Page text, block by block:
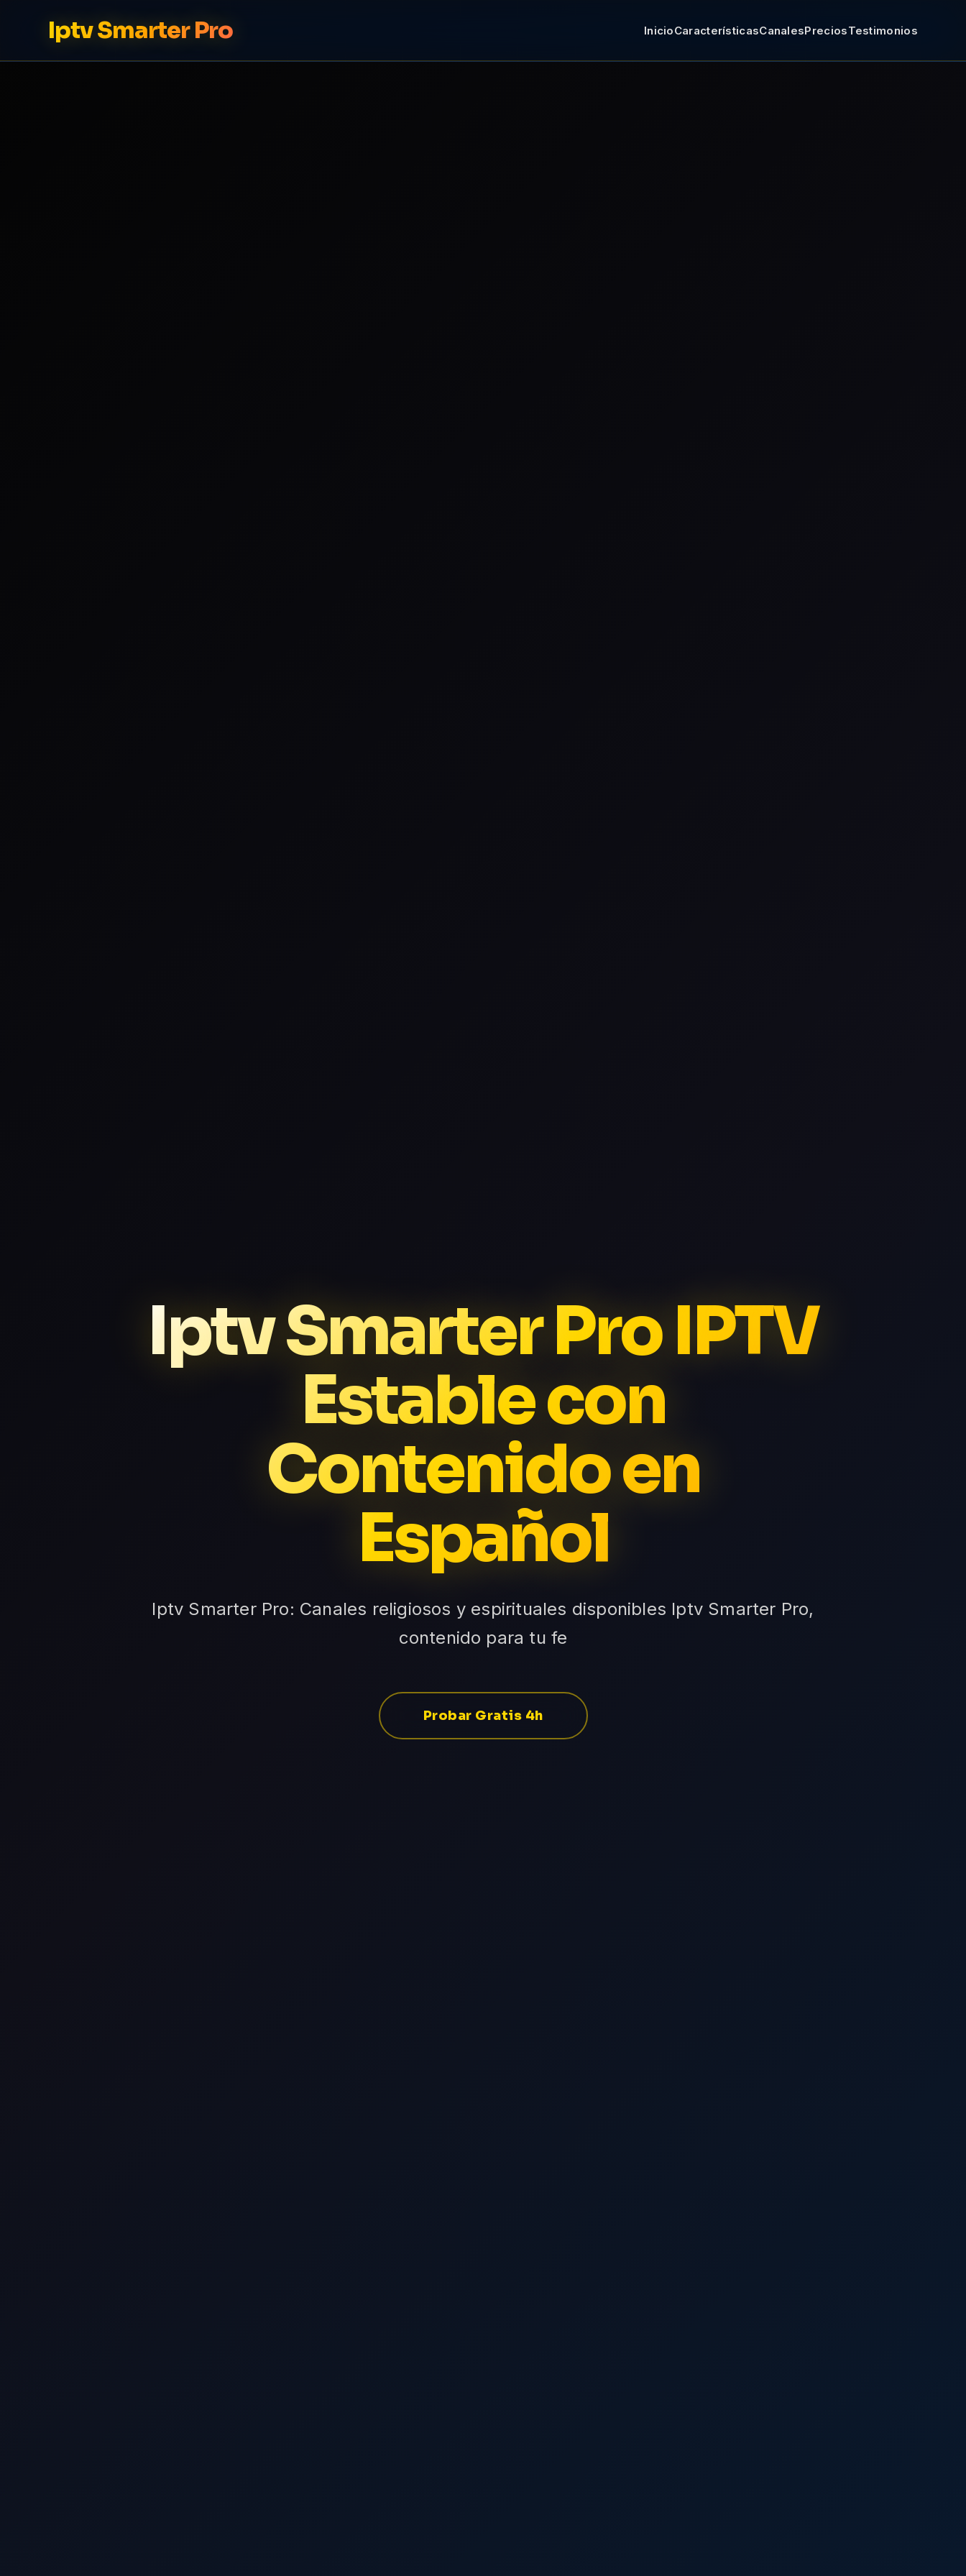
Iptv Smarter Pro InicioCaracterísticasCanalesPreciosTestimonios
Iptv Smarter Pro IPTV
Estable con
Contenido en
Español
Iptv Smarter Pro: Canales religiosos y espirituales disponibles Iptv Smarter Pro,
contenido para tu fe
Probar Gratis 4h